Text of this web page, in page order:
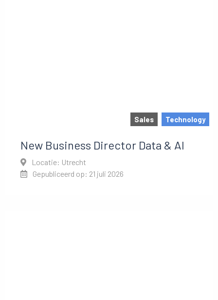
Sales Technology
New Business Director Data & AI
Locatie: Utrecht
Gepubliceerd op: 21 juli 2026